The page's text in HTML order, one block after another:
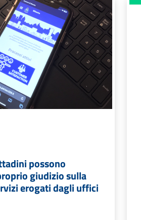
possono
giudizio sulla
erogati dagli uffici